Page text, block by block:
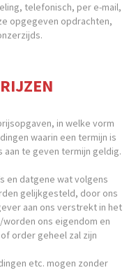
telefonisch, per e-mail,
opgegeven opdrachten,
in welke vorm
waarin een termijn is
te geven termijn geldig.
en datgene wat volgens
gelijkgesteld, door ons
aan ons verstrekt in het
ons eigendom en
order geheel zal zijn
etc. mogen zonder